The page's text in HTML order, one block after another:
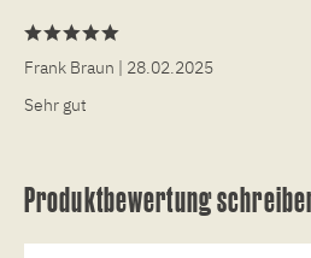
Frank Braun | 28.02.2025
Sehr gut
Produktbewertung